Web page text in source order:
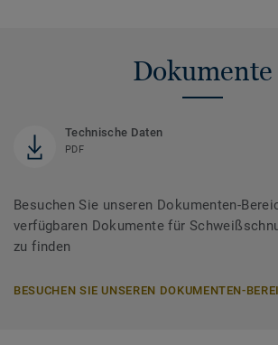
Dokumente
Technische Daten
PDF
Besuchen Sie unseren Dokumenten-
verfügbaren Dokumente für
zu finden
BESUCHEN SIE UNSEREN DOKUMENTEN-